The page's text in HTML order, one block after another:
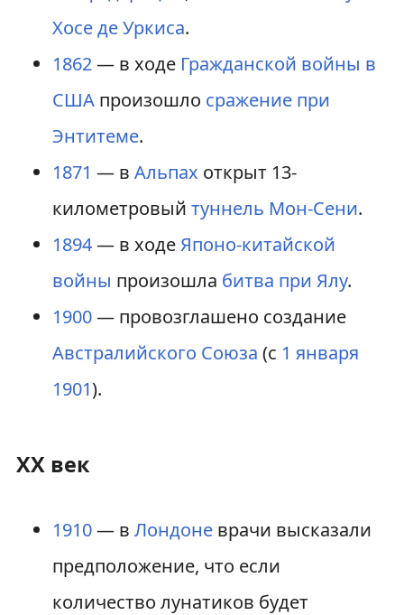
Хосе де Уркиса.
1862— в ходе Гражданской войны в
СШАпроизошло сражение при
Энтитеме.
1871 — в Альпах открыт 13-
километровый туннель Мон-Сени.
1894— в ходеЯпоно-китайской
войны произошла битва при Ялу.
1900— провозглашено создание
Австралийского Союза (с 1 января
1901).
ХХ век
1910— в Лондоневрачи высказали
предположение, что если
количество лунатиков будет